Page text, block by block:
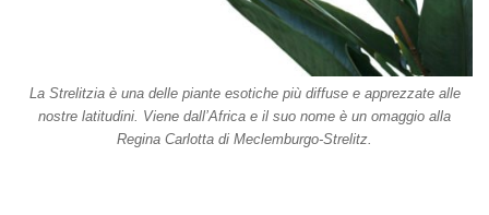
La Strelitzia è una delle piante esotiche più diffuse e apprezzate alle
nostre latitudini. Viene dall’Africa e il suo nome è un omaggio alla
Regina Carlotta di Meclemburgo-Strelitz.